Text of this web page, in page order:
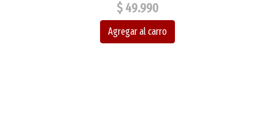
$ 49.990
Agregar al carro